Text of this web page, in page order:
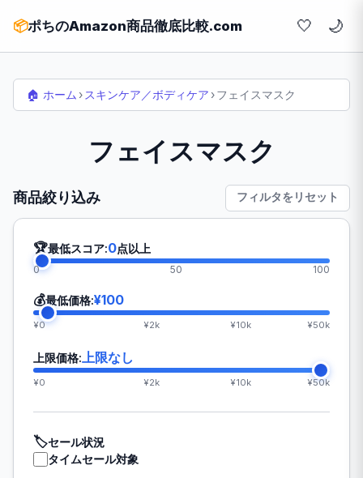
📦ポちのAmazon商品徹底比較.com 🤍
🏠 ホーム › スキンケア／ボディケア ›フェイスマスク
フェイスマスク
商品絞り込み フィルタをリセット
🏆最低スコア:0点以上
0 50 100
💰最低価格:¥100
¥0 ¥2k ¥10k ¥50k
上限価格: 上限なし
¥0 ¥2k ¥10k ¥50k
🏷️セール状況
タイムセール対象